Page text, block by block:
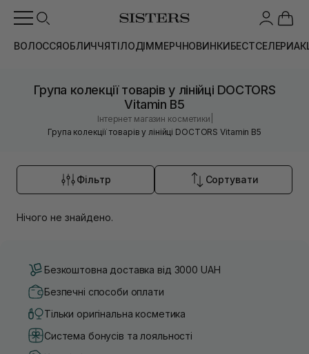
ВОЛОССЯОБЛИЧЧЯТІЛОДІММЕРЧНОВИНКИБЕСТСЕЛЕРИ
Група колекції товарів у лінійці DOCTORS
Vitamin B5
Інтернет магазин косметики
Група колекції товарів у лінійці DOCTORS Vitamin B5
Фільтр Сортувати
Нічого не знайдено.
Безкоштовна доставка від 3000 UAH
Безпечні способи оплати
Тільки оригінальна косметика
Система бонусів та лояльності